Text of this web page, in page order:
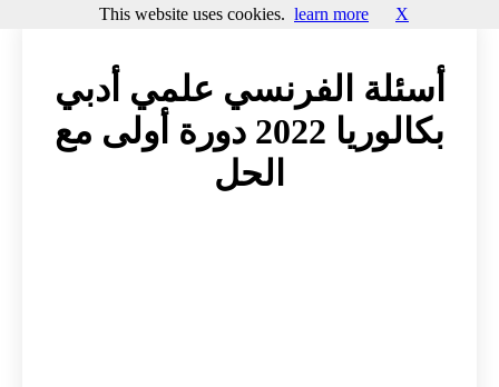
أسئلة الفرنسي علمي أدبي
بكالوريا 2022 دورة أولى مع
الحل
This website uses cookies. learn more X